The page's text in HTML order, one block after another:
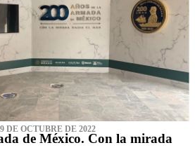
DE OCTUBRE DE 2022
de México. Con la mirada